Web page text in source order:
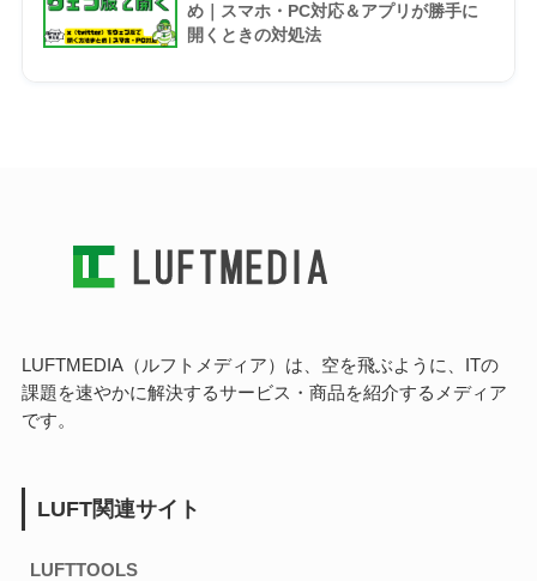
め｜スマホ・PC対応＆アプリが勝手に
開くときの対処法
LUFTMEDIA（ルフトメディア）は、空を飛ぶように、ITの
課題を速やかに解決するサービス・商品を紹介するメディア
です。
LUFT関連サイト
LUFTTOOLS